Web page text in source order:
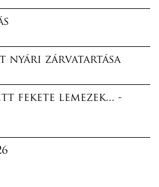
nyári zárvatartása
fekete lemezek... -